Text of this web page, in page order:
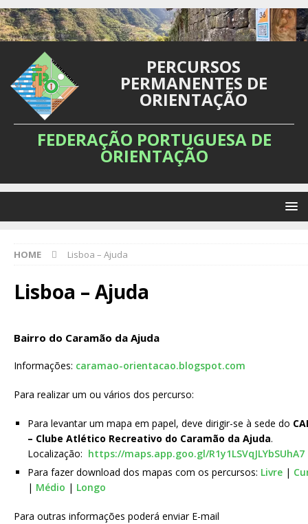
PERCURSOS
PERMANENTES DE
ORIENTAÇÃO
FEDERAÇÃO PORTUGUESA DE
ORIENTAÇÃO
HOME Lisboa – Ajuda
Lisboa – Ajuda
Bairro do Caramão da Ajuda
Informações: caramao-orientacao.blogspot.com
Para realizar um ou vários dos percurso:
Para levantar um mapa em papel, deve dirigir-se à sede do
– Clube Atlético Recreativo do Caramão da Ajuda.
Localização: https://maps.app.goo.gl/R1y1LSVqJLYbSUhA7
Para fazer download dos mapas com os percursos: Livre |
| Médio | Longo
Para outras informações poderá enviar E-mail